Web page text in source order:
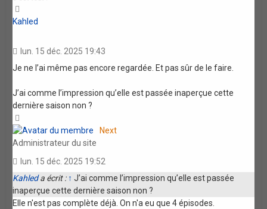
Kahled
lun. 15 déc. 2025 19:43
Je ne l’ai même pas encore regardée. Et pas sûr de le faire.
J’ai comme l’impression qu’elle est passée inaperçue cette
dernière saison non ?
Next
Administrateur du site
lun. 15 déc. 2025 19:52
Kahleda écrit : ↑ J’ai comme l’impression qu’elle est passée
inaperçue cette dernière saison non ?
Elle n'est pas complète déjà. On n'a eu que 4 épisodes.